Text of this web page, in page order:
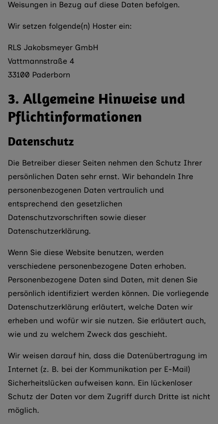
Weisungen in Bezug auf diese Daten befolgen.
Wir setzen folgende(n) Hoster ein:
RLS Jakobsmeyer GmbH
Vattmannstraße 4
33100 Paderborn
3. Allgemeine Hinweise und
Pflicht­informationen
Datenschutz
Die Betreiber dieser Seiten nehmen den Schutz Ihrer
persönlichen Daten sehr ernst. Wir behandeln Ihre
personenbezogenen Daten vertraulich und
entsprechend den gesetzlichen
Datenschutzvorschriften sowie dieser
Datenschutzerklärung.
Wenn Sie diese Website benutzen, werden
verschiedene personenbezogene Daten erhoben.
Personenbezogene Daten sind Daten, mit denen Sie
persönlich identifiziert werden können. Die vorliegende
Datenschutzerklärung erläutert, welche Daten wir
erheben und wofür wir sie nutzen. Sie erläutert auch,
wie und zu welchem Zweck das geschieht.
Wir weisen darauf hin, dass die Datenübertragung im
Internet (z. B. bei der Kommunikation per E-Mail)
Sicherheitslücken aufweisen kann. Ein lückenloser
Schutz der Daten vor dem Zugriff durch Dritte ist nicht
möglich.